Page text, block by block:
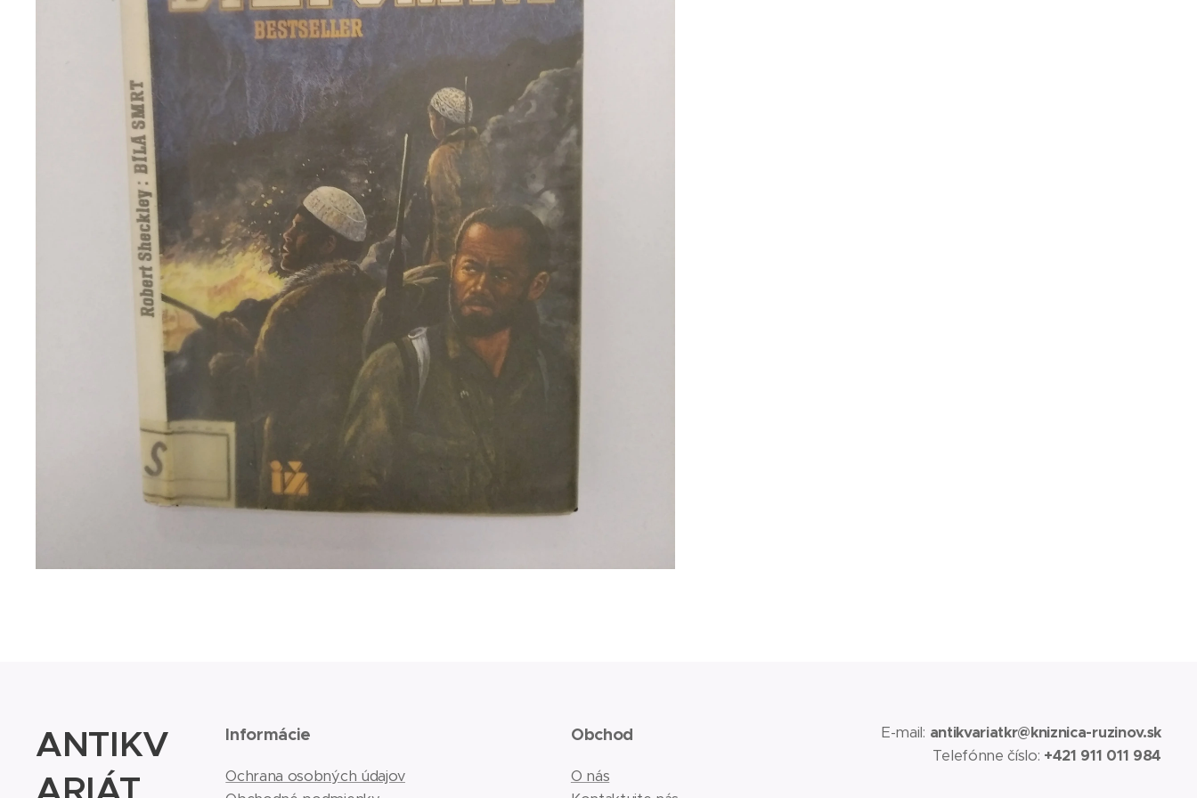
ANTIKV
ARIÁT
Informácie
Ochrana osobných údajov
Obchod
O nás
E-mail: antikvariatkr@kniznica-ruzinov.sk
Telefónne číslo: +421 911 011 984